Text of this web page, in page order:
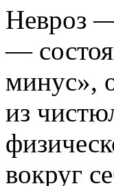
Невроз —
—
минус»,
из
вокруг